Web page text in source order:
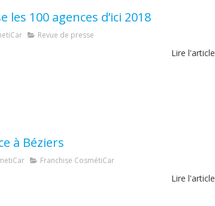
les 100 agences d’ici 2018
Revue de presse
Lire l'article
à Béziers
Franchise CosmétiCar
Lire l'article